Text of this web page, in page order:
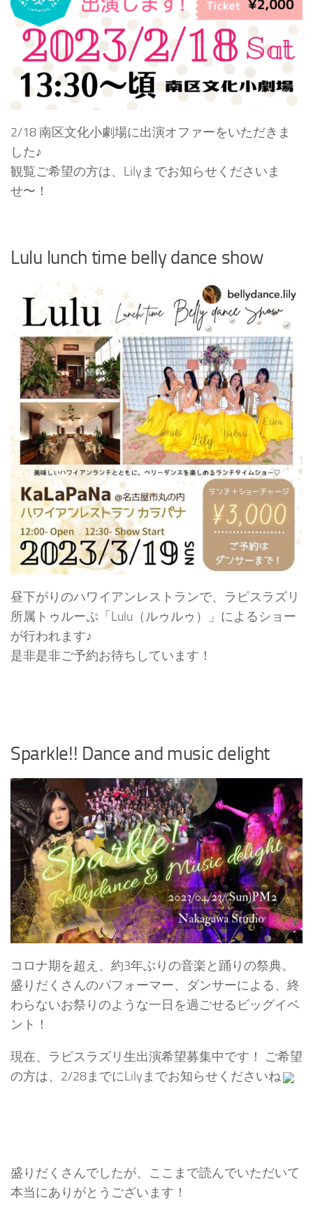
2/18 南区文化小劇場に出演オファーをいただきま
した♪
観覧ご希望の方は、Lilyまでお知らせくださいま
せ〜！
Lulu lunch time belly dance show
昼下がりのハワイアンレストランで、ラピスラズリ
所属トゥルーぷ「Lulu（ルゥルゥ）」によるショー
が行われます♪
是非是非ご予約お待ちしています！
Sparkle!! Dance and music delight
コロナ期を超え、約3年ぶりの音楽と踊りの祭典。
盛りだくさんのパフォーマー、ダンサーによる、終
わらないお祭りのような一日を過ごせるビッグイベ
ント！
現在、ラピスラズリ生出演希望募集中です！ ご希望
の方は、2/28までにLilyまでお知らせくださいね
盛りだくさんでしたが、ここまで読んでいただいて
本当にありがとうございます！